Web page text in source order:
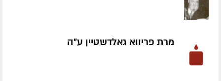
מרת פריווא גאלדשטיין ע״ה